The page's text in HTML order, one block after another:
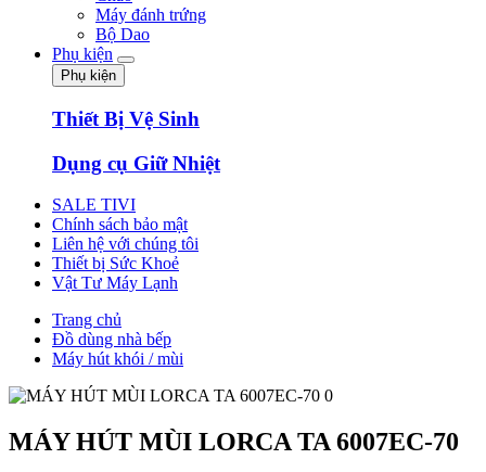
Máy đánh trứng
Bộ Dao
Phụ kiện
Phụ kiện
Thiết Bị Vệ Sinh
Dụng cụ Giữ Nhiệt
SALE TIVI
Chính sách bảo mật
Liên hệ với chúng tôi
Thiết bị Sức Khoẻ
Vật Tư Máy Lạnh
Trang chủ
Đồ dùng nhà bếp
Máy hút khói / mùi
MÁY HÚT MÙI LORCA TA 6007EC-70